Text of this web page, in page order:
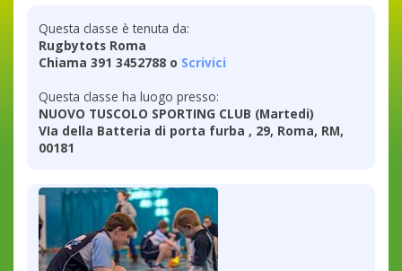
Questa classe è tenuta da:
Rugbytots Roma
Chiama 391 3452788 o Scrivici
Questa classe ha luogo presso:
NUOVO TUSCOLO SPORTING CLUB (Martedi)
VIa della Batteria di porta furba , 29, Roma, RM,
00181